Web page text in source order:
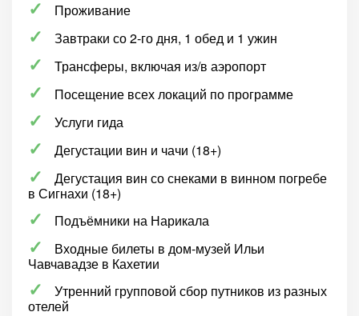
Проживание
Завтраки со 2-го дня, 1 обед и 1 ужин
Трансферы, включая из/в аэропорт
Посещение всех локаций по программе
Услуги гида
Дегустации вин и чачи (18+)
Дегустация вин со снеками в винном погребе
в Сигнахи (18+)
Подъёмники на Нарикала
Входные билеты в дом-музей Ильи
Чавчавадзе в Кахетии
Утренний групповой сбор путников из разных
отелей